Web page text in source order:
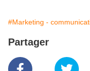
#Marketing -
Partager